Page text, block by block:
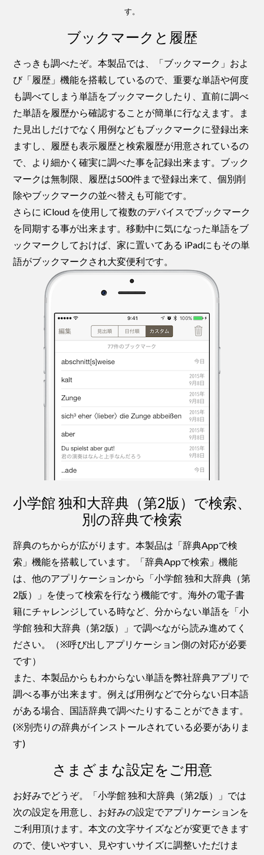
す。
ブックマークと履歴
さっきも調べたぞ。本製品では、「ブックマーク」およ
び「履歴」機能を搭載しているので、重要な単語や何度
も調べてしまう単語をブックマークしたり、直前に調べ
た単語を履歴から確認することが簡単に行なえます。ま
た見出しだけでなく用例などもブックマークに登録出来
ますし、履歴も表示履歴と検索履歴が用意されているの
で、より細かく確実に調べた事を記録出来ます。ブック
マークは無制限、履歴は500件まで登録出来て、個別削
除やブックマークの並べ替えも可能です。
さらに iCloud を使用して複数のデバイスでブックマーク
を同期する事が出来ます。移動中に気になった単語をブ
ックマークしておけば、家に置いてある iPadにもその単
語がブックマークされ大変便利です。
小学館 独和大辞典（第2版）で検索、
別の辞典で検索
辞典のちからが広がります。本製品は「辞典Appで検
索」機能を搭載しています。「辞典Appで検索」機能
は、他のアプリケーションから「小学館 独和大辞典（第
2版）」を使って検索を行なう機能です。海外の電子書
籍にチャレンジしている時など、分からない単語を「小
学館 独和大辞典（第2版）」で調べながら読み進めてく
ださい。（※呼び出しアプリケーション側の対応が必要
です）
また、本製品からもわからない単語を弊社辞典アプリで
調べる事が出来ます。例えば用例などで分らない日本語
がある場合、国語辞典で調べたりすることができます。
(※別売りの辞典がインストールされている必要がありま
す)
さまざまな設定をご用意
お好みでどうぞ。「小学館 独和大辞典（第2版）」では
次の設定を用意し、お好みの設定でアプリケーションを
ご利用頂けます。本文の文字サイズなどが変更できます
ので、使いやすい、見やすいサイズに調整いただけま